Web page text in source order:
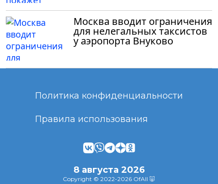
Москва вводит ограничения
для нелегальных таксистов
у аэропорта Внуково
Политика конфиденциальности
Правила использования
8 августа 2026
Copyright © 2022-2026 OfAll 🐷